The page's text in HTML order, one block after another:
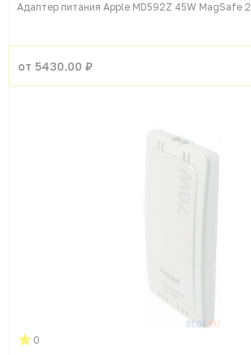
Адаптер питания Apple MD592Z 45W MagSafe 2
от 5430.00 ₽
0